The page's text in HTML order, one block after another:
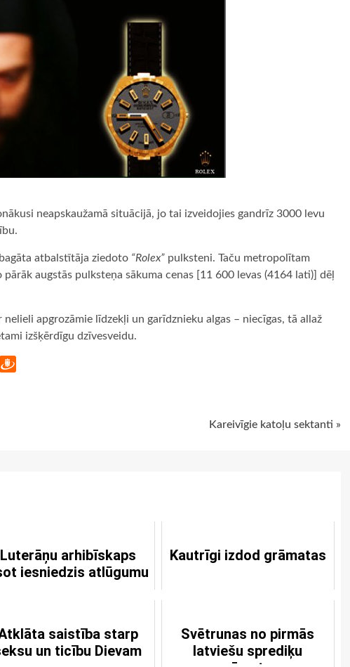
neapskaužamā situācijā, jo tai izveidojies gandrīz 3000 levu
atbalstītāja ziedoto “Rolex” pulksteni. Taču metropolītam
augstās pulksteņa sākuma cenas [11 600 levas (4164 lati)] dēļ
apgrozāmie līdzekļi un garīdznieku algas – niecīgas, tā allaž
izšķērdīgu dzīvesveidu.
LinkedIn
Kareivīgie katoļu sektanti »
Luterāņu arhibīskaps
iesniedzis atlūgumu
Kautrīgi izdod grāmatas
saistība starp
un ticību Dievam
Svētrunas no pirmās
latviešu sprediķu